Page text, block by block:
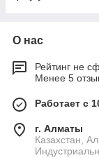
О нас
Рейтинг не
Менее 5
Работает с
г. Алматы
Казахстан,